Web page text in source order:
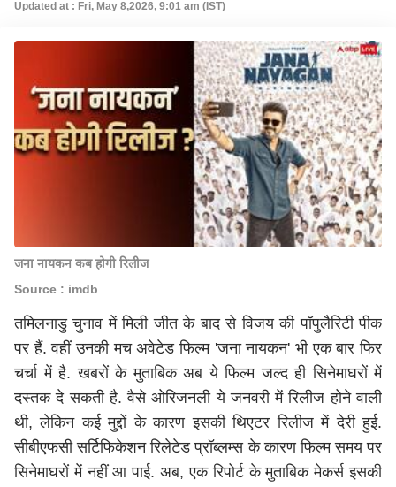
Updated at : Fri, May 8,2026, 9:01 am (IST)
जना नायकन कब होगी रिलीज
Source : imdb
तमिलनाडु चुनाव में मिली जीत के बाद से विजय की पॉपुलैरिटी पीक
पर हैं. वहीं उनकी मच अवेटेड फिल्म 'जना नायकन' भी एक बार फिर
चर्चा में है. खबरों के मुताबिक अब ये फिल्म जल्द ही सिनेमाघरों में
दस्तक दे सकती है. वैसे ओरिजनली ये जनवरी में रिलीज होने वाली
थी, लेकिन कई मुद्दों के कारण इसकी थिएटर रिलीज में देरी हुई.
सीबीएफसी सर्टिफिकेशन रिलेटेड प्रॉब्लम्स के कारण फिल्म समय पर
सिनेमाघरों में नहीं आ पाई. अब, एक रिपोर्ट के मुताबिक मेकर्स इसकी